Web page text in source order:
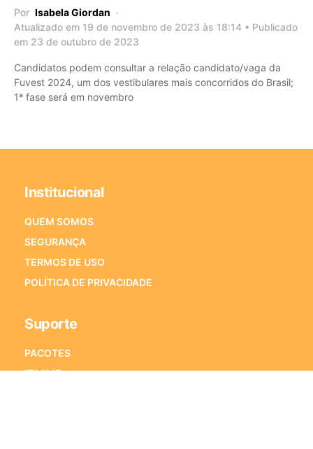
Por Isabela Giordan
Atualizado em 19 de novembro de 2023 às 18:14 • Publicado
em 23 de outubro de 2023
Candidatos podem consultar a relação candidato/vaga da
Fuvest 2024, um dos vestibulares mais concorridos do Brasil;
1ª fase será em novembro
Institucional
QUEM SOMOS
SEGURANÇA
TERMOS DE USO
POLÍTICA DE PRIVACIDADE
Suporte
PACOTES
ITA/IME